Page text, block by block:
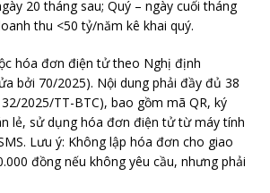
20 tháng sau; Quý – ngày cuối tháng
thu <50 tỷ/năm kê khai quý.
hóa đơn điện tử theo Nghị định
bởi 70/2025). Nội dung phải đầy đủ 38
2025/TT-BTC), bao gồm mã QR, ký
lẻ, sử dụng hóa đơn điện tử từ máy tính
Lưu ý: Không lập hóa đơn cho giao
đồng nếu không yêu cầu, nhưng phải